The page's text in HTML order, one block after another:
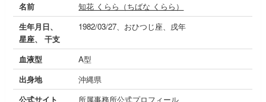
名前
知花 くらら（ちばな くらら）
生年月日、
星座、 干支
1982/03/27、おひつじ座、戌年
血液型
A型
出身地
沖縄県
公式サイト
所属事務所公式プロフィール